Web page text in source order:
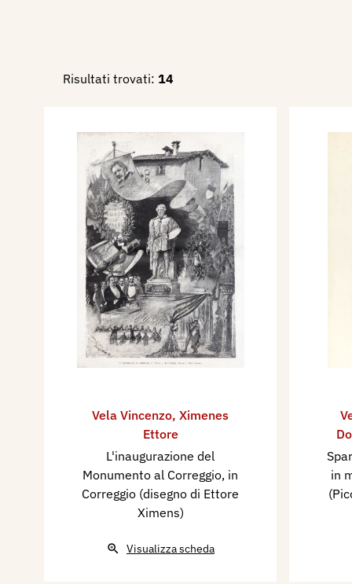
Risultati trovati: 14
Vela Vincenzo, Ximenes
Ettore
L'inaugurazione del
Monumento al Correggio, in
Correggio (disegno di Ettore
Ximens)
Visualizza scheda
in